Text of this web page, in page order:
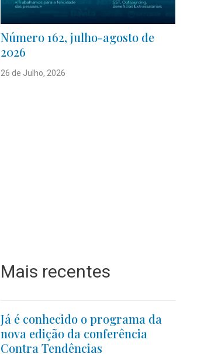
Número 162, julho-agosto de
2026
26 de Julho, 2026
Mais recentes
Já é conhecido o programa da
nova edição da conferência
Contra Tendências